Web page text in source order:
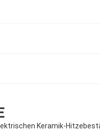
Keramik-